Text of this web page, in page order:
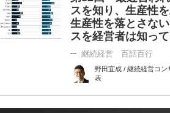
スを知り、生産性
生産性を落とさな
スを経営者は知っ
継続経営 百話百行
野田宜成 / 継続経営コ
表